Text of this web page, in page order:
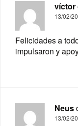
víctor
13/02/
Felicidades a
impulsaron y
Neus
13/02/